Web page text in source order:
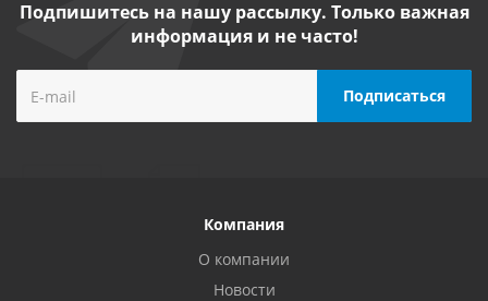
Подпишитесь на нашу рассылку. Только важная
информация и не часто!
Компания
О компании
Новости